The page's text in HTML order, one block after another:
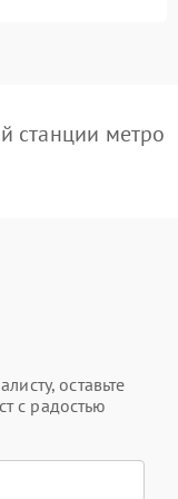
станции метро
оставьте
с радостью